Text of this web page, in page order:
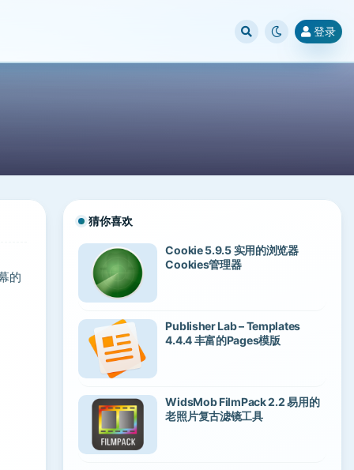
登录
的
猜你喜欢
Cookie 5.9.5 实用的浏览器
Cookies管理器
Publisher Lab – Templates
4.4.4 丰富的Pages模版
WidsMob FilmPack 2.2 易用的
老照片复古滤镜工具